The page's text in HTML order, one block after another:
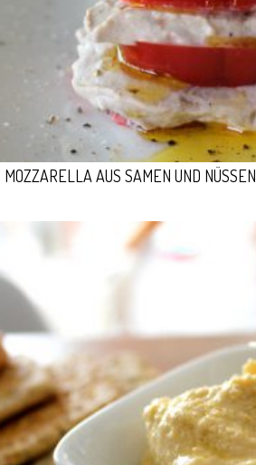
MOZZARELLA AUS SAMEN UND NÜSSEN